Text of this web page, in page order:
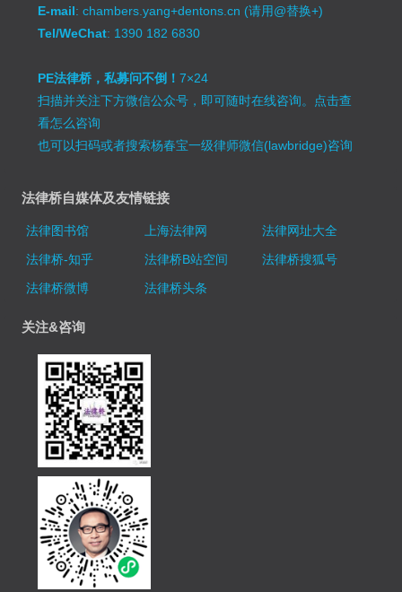
E-mail: chambers.yang+dentons.cn (请用@替换+)
Tel/WeChat: 1390 182 6830
PE法律桥，私募问不倒！7×24
扫描并关注下方微信公众号，即可随时在线咨询。 点击查
看怎么咨询
也可以扫码或者搜索杨春宝一级律师微信(lawbridge)咨询
法律桥自媒体及友情链接
法律图书馆 上海法律网
法律网址大全
法律桥-知乎
法律桥B站空间
法律桥搜狐号
法律桥微博
法律桥头条
关注&咨询